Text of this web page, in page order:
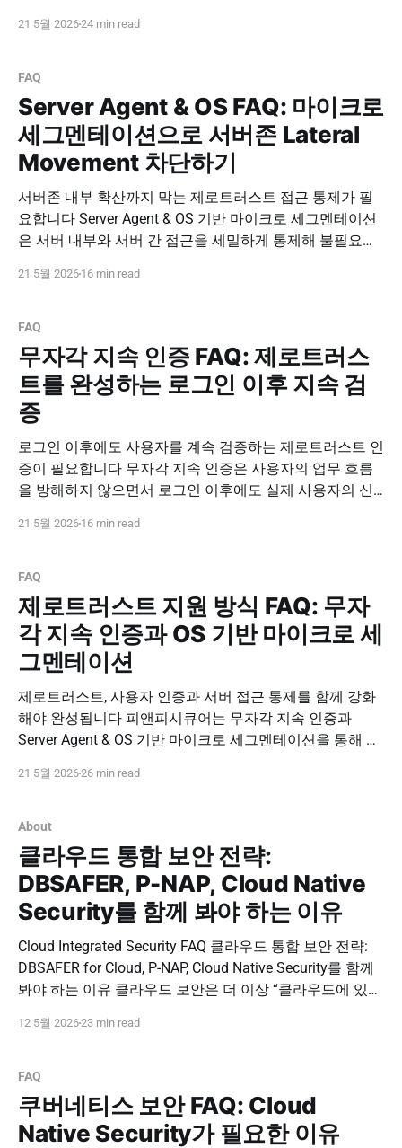
다. 클라우드 전환 이후에도 기존 보안 수준과 감사 추적성
DBSAFER for Cloud · Hybrid Cloud Security · DB Access
Control
21 5월 202624 min read
FAQ
Server Agent & OS FAQ: 마이크로
세그멘테이션으로 서버존 Lateral
Movement 차단하기
서버존 내부 확산까지 막는 제로트러스트 접근 통제가 필
요합니다 Server Agent & OS 기반 마이크로 세그멘테이션
은 서버 내부와 서버 간 접근을 세밀하게 통제해 불필요한
입니다. 사용자 인증과 서버 단위 접근 통제를 함께 적용해
21 5월 2026 16 min read
FAQ
무자각 지속 인증 FAQ: 제로트러스
트를 완성하는 로그인 이후 지속 검
증
로그인 이후에도 사용자를 계속 검증하는 제로트러스트 인
증이 필요합니다 무자각 지속 인증은 사용자의 업무 흐름
을 방해하지 않으면서 로그인 이후에도 실제 사용자의 신
와 MFA의 한계를 보완하고, 내부자 위협과 계정 탈취 위험
의하기 PNPSECURE · Implicit Continuous Authentication ·
Zero Trust · FaceLocker
21 5월 2026 16 min read
FAQ
제로트러스트 지원 방식 FAQ: 무자
각 지속 인증과 OS 기반 마이크로 세
그멘테이션
제로트러스트, 사용자 인증과 서버 접근 통제를 함께 강화
해야 완성됩니다 피앤피시큐어는 무자각 지속 인증과
Server Agent & OS 기반 마이크로 세그멘테이션을 통해 로
적으로 검증합니다. 사람 중심 인증과 서버 중심 통제를 결
21 5월 202626 min read
About
클라우드 통합 보안 전략:
DBSAFER, P-NAP, Cloud Native
Security를 함께 봐야 하는 이유
Cloud Integrated Security FAQ 클라우드 통합 보안 전략:
DBSAFER for Cloud, P-NAP, Cloud Native Security를 함께
봐야 하는 이유 클라우드 보안은 더 이상 “클라우드에 있는
와 클라우드가 함께 운영되고, 관계형 DB와 NoSQL이 공존
보안 담당자가 관리해야 할 접근
12 5월 202623 min read
FAQ
쿠버네티스 보안 FAQ: Cloud
Native Security가 필요한 이유